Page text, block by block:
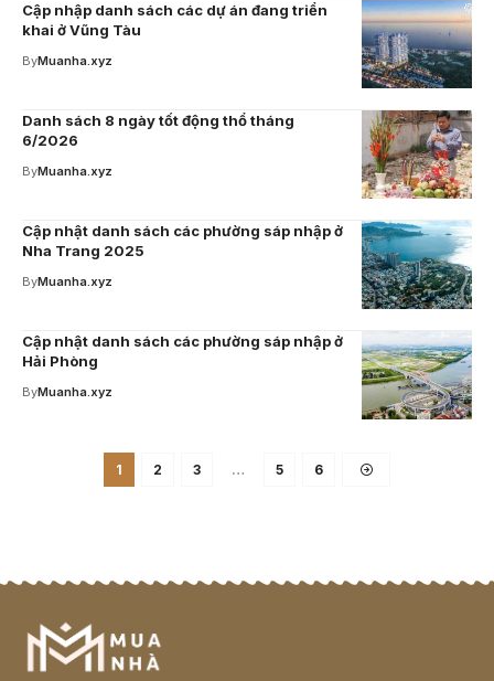
Cập nhập danh sách các dự án đang triển
khai ở Vũng Tàu
ByMuanha.xyz
Danh sách 8 ngày tốt động thổ tháng
6/2026
ByMuanha.xyz
Cập nhật danh sách các phường sáp nhập ở
Nha Trang 2025
ByMuanha.xyz
Cập nhật danh sách các phường sáp nhập ở
Hải Phòng
ByMuanha.xyz
1 2 3 … 5 6